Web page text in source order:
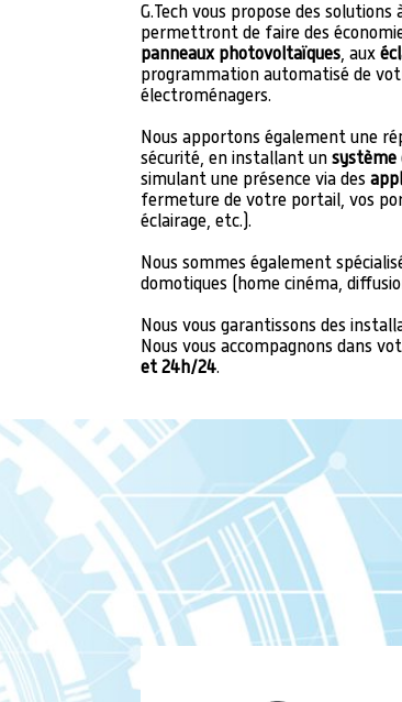
G.Tech vous propose des
permettront de faire des
panneaux photovoltaïques, aux
programmation automatisé de
électroménagers.
Nous apportons également une
sécurité, en installant un système
simulant une présence via des
fermeture de votre portail, vos
éclairage, etc.).
Nous sommes également
domotiques (home cinéma,
​​​​​​​Nous vous garantissons des
Nous vous accompagnons dans
et 24h/24.